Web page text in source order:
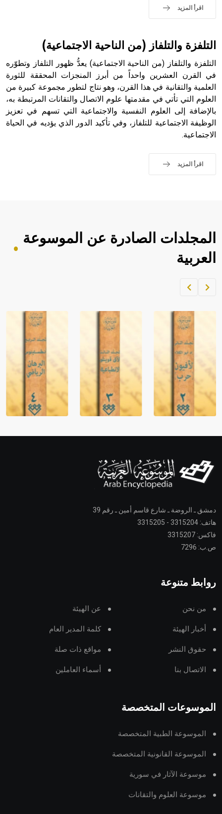
sign تكتب منفصلة غير متصلة، وتعتمد المبدأ الأكوروفوني،اقرأ المزيد
التلفزة والتلفاز (من الناحية الاجتماعية)
التلفزة والتلفاز (من الناحية الاجتماعية) يعدُّ ظهور التلفاز وتطوّره
في القرن العشرين واحداً من أبرز المنجزات المحققة للثورة
العلمية والتقانية في هذا القرن، وهو نتاج لتطور مجموعة كبيرة من
العلوم التي تأتي في مقدمتها علوم الاتصال والتقانات المرتبطة به،
بالإضافة إلى العلوم النفسية والاجتماعية التي تسهم في تعزيز
الوظيفة الاجتماعية للتلفاز، وفي تأكيد الدور الذي يؤديه في الحياة
الاجتماعية.
اقرأ المزيد
المجلدات الصادرة عن الموسوعة
العربية
دمشق ـ الروضة ـ شارع قاسم أمين ـ رقم 39
هاتف: 3315204 - 3315205
فاكس: 3315207
ص.ب: 7296
روابط متنوعة
من نحن عن الهيئة
أخبار الهيئة كلمة المدير العام
حقوق النشر مواقع ذات صلة
الاتصال بنا أسماء العاملين
الموسوعات المتخصصة
الموسوعة الطبية المتخصصة
الموسوعة القانونية المتخصصة
موسوعة الآثار في سورية
موسوعة العلوم والتقانات